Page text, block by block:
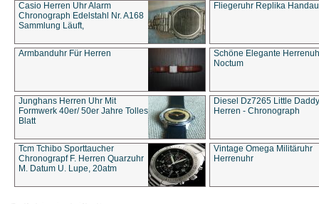
Casio Herren Uhr Alarm
Chronograph Edelstahl Nr. A168
Sammlung Läuft,
Fliegeruhr Replika
Armbanduhr Für Herren
Schöne Elegante
Noctum
Junghans Herren Uhr Mit
Formwerk 40er/ 50er Jahre Tolles
Blatt
Diesel Dz7265 Little Daddy
Herren - Chronograph
Tcm Tchibo Sporttaucher
Chronograpf F. Herren Quarzuhr
M. Datum U. Lupe, 20atm
Vintage Omega Militäruhr
Herrenuhr